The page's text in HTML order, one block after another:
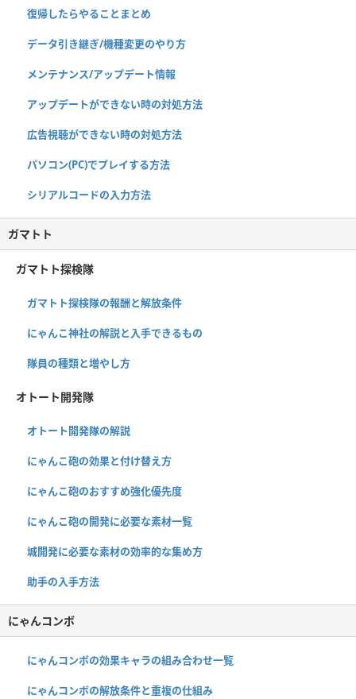
復帰したらやることまとめ
データ引き継ぎ/機種変更のやり方
メンテナンス/アップデート情報
アップデートができない時の対処方法
広告視聴ができない時の対処方法
パソコン(PC)でプレイする方法
シリアルコードの入力方法
ガマトト
ガマトト探検隊
ガマトト探検隊の報酬と解放条件
にゃんこ神社の解説と入手できるもの
隊員の種類と増やし方
オトート開発隊
オトート開発隊の解説
にゃんこ砲の効果と付け替え方
にゃんこ砲のおすすめ強化優先度
にゃんこ砲の開発に必要な素材一覧
城開発に必要な素材の効率的な集め方
助手の入手方法
にゃんコンボ
にゃんコンボの効果キャラの組み合わせ一覧
にゃんコンボの解放条件と重複の仕組み